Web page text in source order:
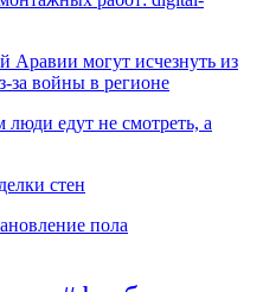
Аравии могут исчезнуть из
за войны в регионе
люди едут не смотреть, а
стен
пола